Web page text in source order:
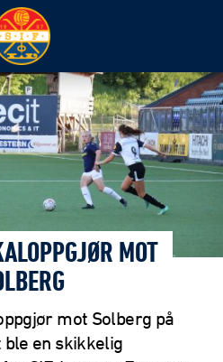
MOT
mot Solberg på
en skikkelig